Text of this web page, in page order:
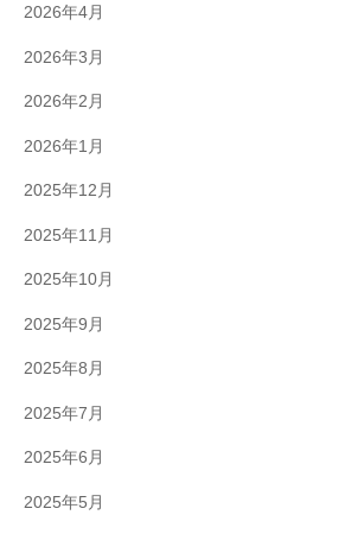
2026年4月
2026年3月
2026年2月
2026年1月
2025年12月
2025年11月
2025年10月
2025年9月
2025年8月
2025年7月
2025年6月
2025年5月